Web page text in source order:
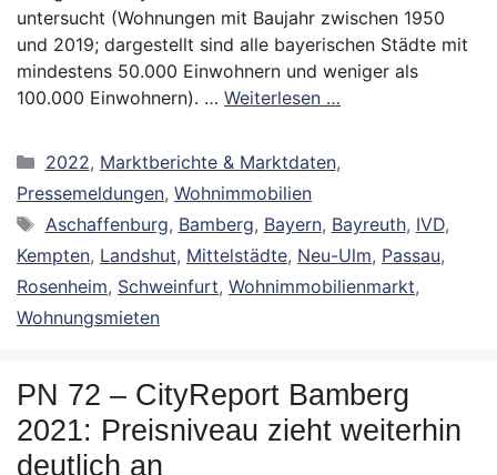
untersucht (Wohnungen mit Baujahr zwischen 1950
und 2019; dargestellt sind alle bayerischen Städte mit
mindestens 50.000 Einwohnern und weniger als
100.000 Einwohnern). … Weiterlesen …
Kategorien
2022, Marktberichte & Marktdaten,
Pressemeldungen, Wohnimmobilien
Schlagwörter
Aschaffenburg, Bamberg, Bayern, Bayreuth, IVD,
Kempten, Landshut, Mittelstädte, Neu-Ulm, Passau,
Rosenheim, Schweinfurt, Wohnimmobilienmarkt,
Wohnungsmieten
PN 72 – CityReport Bamberg
2021: Preisniveau zieht weiterhin
deutlich an